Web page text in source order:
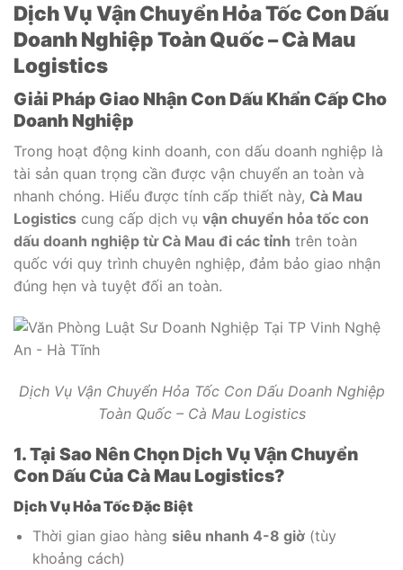
Dịch Vụ Vận Chuyển Hỏa Tốc Con Dấu
Doanh Nghiệp Toàn Quốc – Cà Mau
Logistics
Giải Pháp Giao Nhận Con Dấu Khẩn Cấp Cho
Doanh Nghiệp
Trong hoạt động kinh doanh, con dấu doanh nghiệp là
tài sản quan trọng cần được vận chuyển an toàn và
nhanh chóng. Hiểu được tính cấp thiết này, Cà Mau
Logistics cung cấp dịch vụ vận chuyển hỏa tốc con
dấu doanh nghiệp từ Cà Mau đi các tỉnh trên toàn
quốc với quy trình chuyên nghiệp, đảm bảo giao nhận
đúng hẹn và tuyệt đối an toàn.
Dịch Vụ Vận Chuyển Hỏa Tốc Con Dấu Doanh Nghiệp
Toàn Quốc – Cà Mau Logistics
1. Tại Sao Nên Chọn Dịch Vụ Vận Chuyển
Con Dấu Của Cà Mau Logistics?
Dịch Vụ Hỏa Tốc Đặc Biệt
Thời gian giao hàng siêu nhanh 4-8 giờ(tùy
khoảng cách)